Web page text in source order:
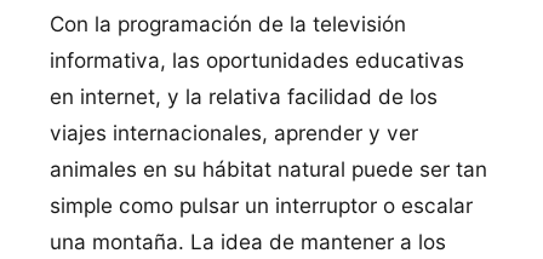
Con la programación de la televisión
informativa, las oportunidades educativas
en internet, y la relativa facilidad de los
viajes internacionales, aprender y ver
animales en su hábitat natural puede ser tan
simple como pulsar un interruptor o escalar
una montaña. La idea de mantener a los